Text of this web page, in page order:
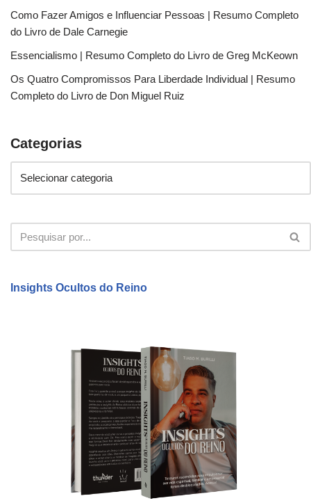
Como Fazer Amigos e Influenciar Pessoas | Resumo Completo
do Livro de Dale Carnegie
Essencialismo | Resumo Completo do Livro de Greg McKeown
Os Quatro Compromissos Para Liberdade Individual | Resumo
Completo do Livro de Don Miguel Ruiz
Categorias
Insights Ocultos do Reino